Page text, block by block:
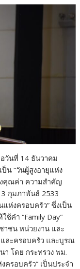
วันที่ 14 ธันวาคม
น “วันผู้สูงอายุแห่ง
คุณค่า ความสำคัญ
กุมภาพันธ์ 2533
ห่งครอบครัว” ซึ่งเป็น
คำ “Family Day”
าชน หน่วยงาน และ
ละครอบครัว และบูรณ
โดย กระทรวง พม.
ครอบครัว” เป็นประจำ